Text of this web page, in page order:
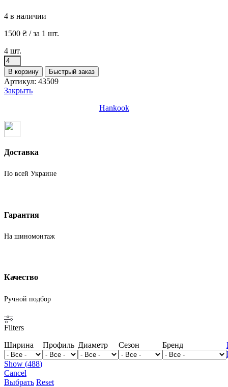
4 в наличии
1500 ₴ / за 1 шт.
4 шт.
Количество
товара
Шины
бу
225
Лето
Hankook
В корзину Быстрый заказ
Артикул: 43509
Закрыть
Hankook
Доставка
По всей Украине
Гарантия
На шиномонтаж
Качество
Ручной подбор
Filters
Ширина
Профиль Диаметр Сезон Бренд
Show (488)
Cancel
Выбрать Reset